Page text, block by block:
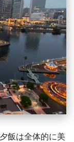
飯は全体的に美